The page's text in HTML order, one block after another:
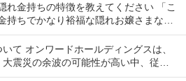
れ金持ちの特徴を教えてください 「こ
持ちでかなり裕福な隠れお嬢さまなん
教えてください 私の...
て オンワードホールディングスは、
震災の余波の可能性が高い中、従業
庫への預け入れ）を優先さ...